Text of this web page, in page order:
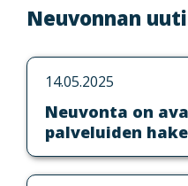
Neuvonnan
14.05.2025
Neuvonta on
palveluiden